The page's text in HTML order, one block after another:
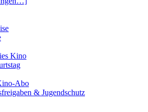
Kino
Abo
& Jugendschutz